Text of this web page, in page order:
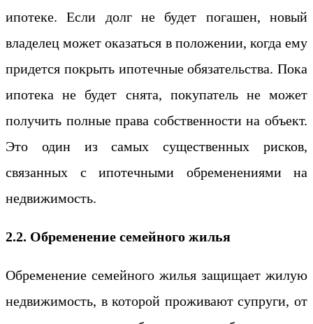
ипотеке. Если долг не будет погашен, новый
владелец может оказаться в положении, когда ему
придется покрыть ипотечные обязательства. Пока
ипотека не будет снята, покупатель не может
получить полные права собственности на объект.
Это один из самых существенных рисков,
связанных с ипотечными обременениями на
недвижимость.
2.2. Обременение семейного жилья
Обременение семейного жилья защищает жилую
недвижимость, в которой проживают супруги, от